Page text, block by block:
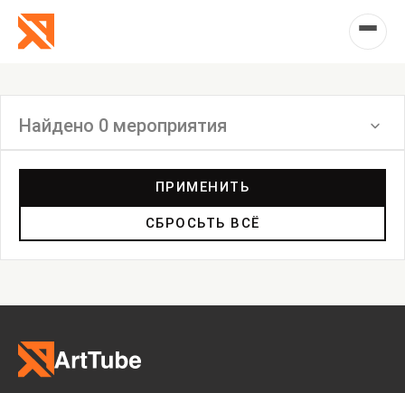
Найдено 0 мероприятия
Дискуссия
Пост-релиз
Пресс-конференция
ПРИМЕНИТЬ
СБРОСЬТЬ ВСЁ